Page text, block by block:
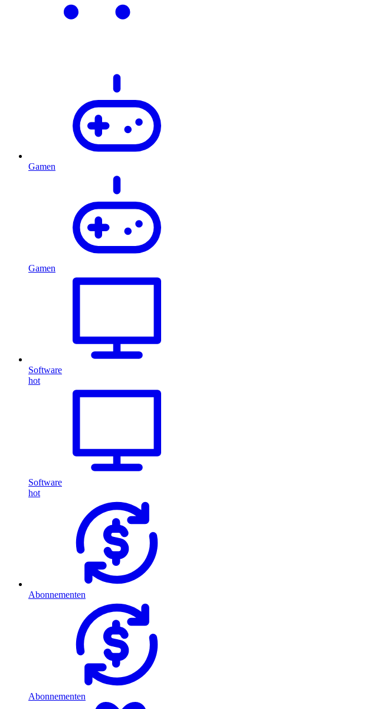
Gamen
Gamen
Software
hot
Software
hot
Abonnementen
Abonnementen